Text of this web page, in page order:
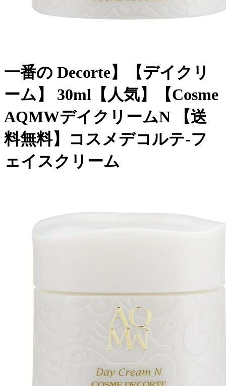
一番の Decorte】【デイクリ
ーム】 30ml【人気】【Cosme
AQMWデイクリームN 【送
料無料】コスメデコルテ-フ
ェイスクリーム